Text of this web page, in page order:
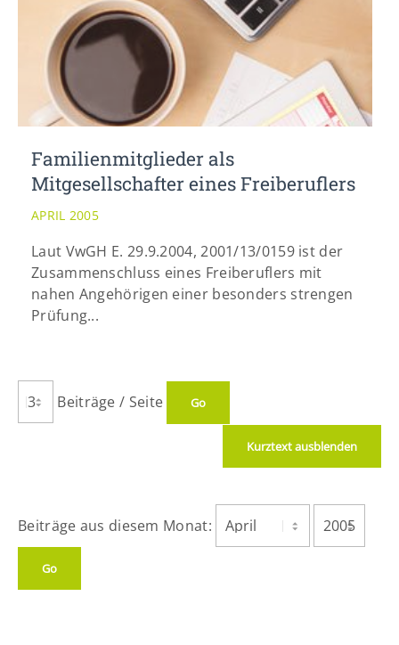
Familienmitglieder als
Mitgesellschafter eines Freiberuflers
APRIL 2005
Laut VwGH E. 29.9.2004, 2001/13/0159 ist der
Zusammenschluss eines Freiberuflers mit
nahen Angehörigen einer besonders strengen
Prüfung...
Beiträge / Seite
Kurztext ausblenden
Beiträge aus diesem Monat: